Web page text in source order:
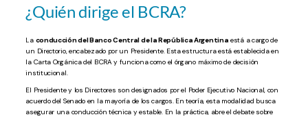
¿Quién dirige el BCRA?
La conducción del Banco Central de la República Argentina está a cargo de
un Directorio, encabezado por un Presidente. Esta estructura está establecida en
la Carta Orgánica del BCRA y funciona como el órgano máximo de decisión
institucional.
El Presidente y los Directores son designados por el Poder Ejecutivo Nacional, con
acuerdo del Senado en la mayoría de los cargos. En teoría, esta modalidad busca
asegurar una conducción técnica y estable. En la práctica, abre el debate sobre